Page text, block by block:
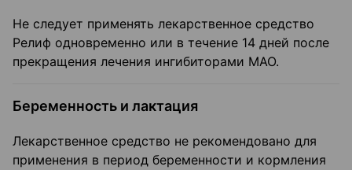
Не следует применять лекарственное средство
Релиф одновременно или в течение 14 дней после
прекращения лечения ингибиторами МАО.
Беременность и лактация
Лекарственное средство не рекомендовано для
применения в период беременности и кормления